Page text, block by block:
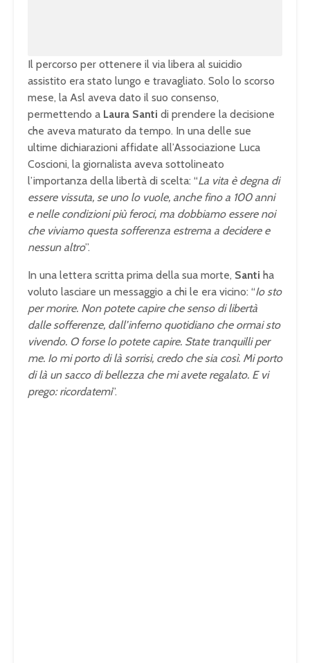
Il percorso per ottenere il via libera al suicidio
assistito era stato lungo e travagliato. Solo lo scorso
mese, la Asl aveva dato il suo consenso,
permettendo a Laura Santi di prendere la decisione
che aveva maturato da tempo. In una delle sue
ultime dichiarazioni affidate all’Associazione Luca
Coscioni, la giornalista aveva sottolineato
l’importanza della libertà di scelta: “La vita è degna di
essere vissuta, se uno lo vuole, anche fino a 100 anni
e nelle condizioni più feroci, ma dobbiamo essere noi
che viviamo questa sofferenza estrema a decidere e
nessun altro”.
In una lettera scritta prima della sua morte, Santi ha
voluto lasciare un messaggio a chi le era vicino: “Io sto
per morire. Non potete capire che senso di libertà
dalle sofferenze, dall’inferno quotidiano che ormai sto
vivendo. O forse lo potete capire. State tranquilli per
me. Io mi porto di là sorrisi, credo che sia così. Mi porto
di là un sacco di bellezza che mi avete regalato. E vi
prego: ricordatemi”.